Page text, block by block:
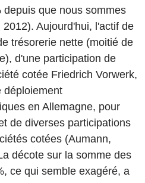
que nous sommes
Aujourd'hui, l'actif de
trésorerie nette (moitié de
d'une participation de
cotée Friedrich Vorwerk,
déploiement
en Allemagne, pour
de diverses participations
cotées (Aumann,
décote sur la somme des
ce qui semble exagéré, a